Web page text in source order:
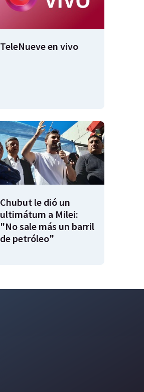
TeleNueve en vivo
Chubut le dió un
ultimátum a Milei:
"No sale más un barril
de petróleo"